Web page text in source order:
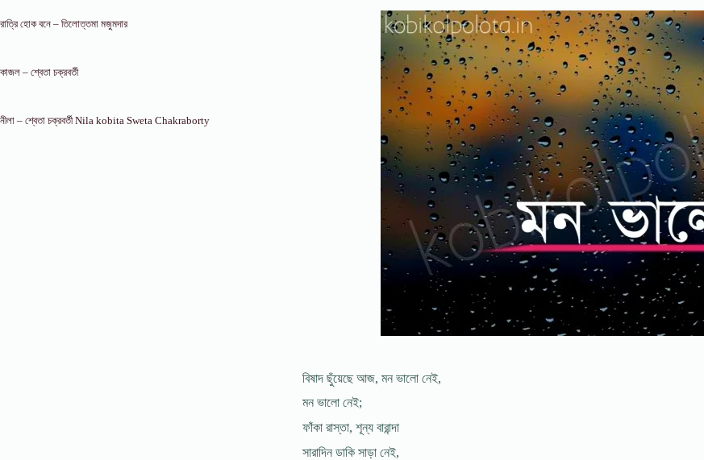
বিষাদ ছুঁয়েছে আজ, মন ভালো নেই,
মন ভালো নেই;
ফাঁকা রাস্তা, শূন্য বারান্দা
সারাদিন ডাকি সাড়া নেই,
রাত্রি হোক বনে – তিলোত্তমা মজুমদার
কাজল – শ্বেতা চক্রবর্তী
নীলা – শ্বেতা চক্রবর্তী Nila kobita Sweta Chakraborty